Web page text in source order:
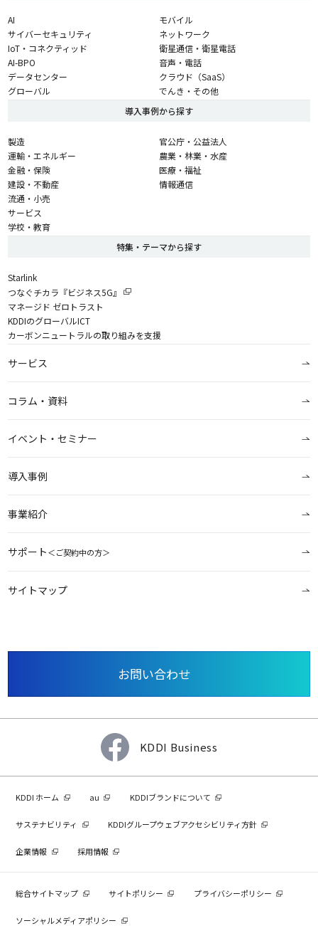
AI
サイバーセキュリティ
IoT・コネクティッド
AI-BPO
データセンター
グローバル
モバイル
ネットワーク
衛星通信・衛星電話
音声・電話
クラウド（SaaS）
でんき・その他
導入事例から探す
製造
運輸・エネルギー
金融・保険
建設・不動産
流通・小売
サービス
学校・教育
官公庁・公益法人
農業・林業・水産
医療・福祉
情報通信
特集・テーマから探す
Starlink
つなぐチカラ『ビジネス5G』
マネージド ゼロトラスト
KDDIのグローバルICT
カーボンニュートラルの取り組みを支援
サービス
コラム・資料
イベント・セミナー
導入事例
事業紹介
サポート＜ご契約中の方＞
サイトマップ
お問い合わせ
KDDI Business
KDDI ホーム au KDDIブランドについて
サステナビリティ KDDIグループウェブアクセシビリティ方針
企業情報 採用情報
総合サイトマップ サイトポリシー プライバシーポリシー
ソーシャルメディアポリシー